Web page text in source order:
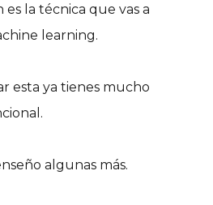
es la técnica que vas a
learning.
esta ya tienes mucho
algunas más.